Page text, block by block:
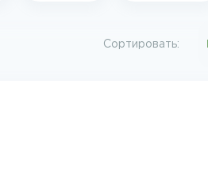
Сортировать: